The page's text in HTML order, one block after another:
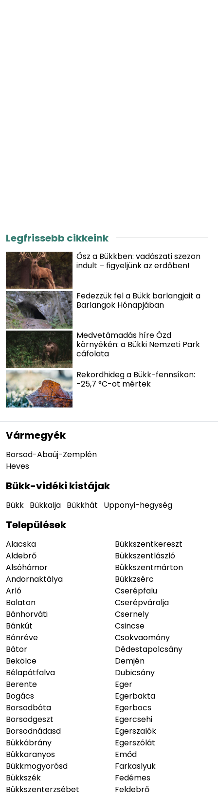
Legfrissebb cikkeink
Ősz a Bükkben: vadászati szezon
indult – figyeljünk az erdőben!
Fedezzük fel a Bükk barlangjait a
Barlangok Hónapjában
Medvetámadás híre Ózd
környékén: a Bükki Nemzeti Park
cáfolata
Rekordhideg a Bükk-fennsíkon:
-25,7 °C-ot mértek
Vármegyék
Borsod-Abaúj-Zemplén
Heves
Bükk-vidéki kistájak
Bükk Bükkalja Bükkhát Upponyi-hegység
Települések
Alacska
Aldebrő
Alsóhámor
Andornaktálya
Arló
Balaton
Bánhorváti
Bánkút
Bánréve
Bátor
Bekölce
Bélapátfalva
Berente
Bogács
Borsodbóta
Borsodgeszt
Borsodnádasd
Bükkábrány
Bükkaranyos
Bükkmogyorósd
Bükkszék
Bükkszenterzsébet
Bükkszentkereszt
Bükkszentlászló
Bükkszentmárton
Bükkzsérc
Cserépfalu
Cserépváralja
Csernely
Csincse
Csokvaomány
Dédestapolcsány
Demjén
Dubicsány
Eger
Egerbakta
Egerbocs
Egercsehi
Egerszalók
Egerszólát
Emőd
Farkaslyuk
Fedémes
Feldebrő